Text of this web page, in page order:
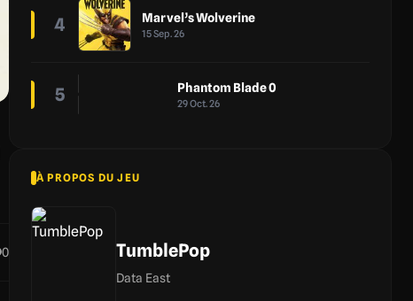
0
4 Marvel’s Wolverine
15 Sep. 26
5 Phantom Blade 0
29 Oct. 26
À PROPOS DU JEU
TumblePop
Data East